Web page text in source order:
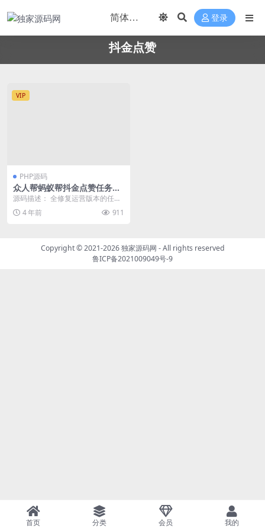
登录
抖金点赞
VIP
PHP源码
众人帮蚂蚁帮抖金点赞任务平
台Z支付版修复版源码
源码描述： 全修复运营版本的任务
平台，支持垂直领域细分，定向导
流，带有排行榜功能...
4 年前 911
Copyright © 2021-2026独家源码网 - All rights reserved
鲁ICP备2021009049号-9
首页 分类 会员 我的